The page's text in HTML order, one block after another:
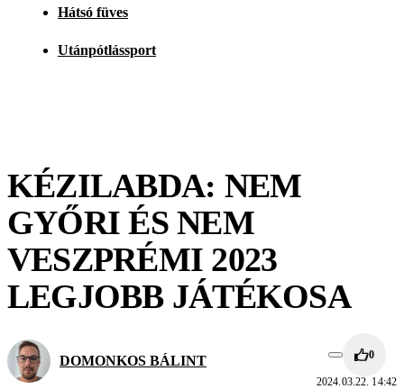
Hátsó füves
Utánpótlássport
KÉZILABDA: NEM
GYŐRI ÉS NEM
VESZPRÉMI 2023
LEGJOBB JÁTÉKOSA
DOMONKOS BÁLINT 0
2024.03.22. 14:42